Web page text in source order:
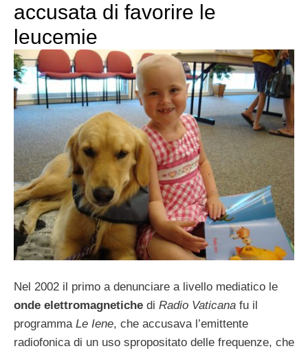
accusata di favorire le
leucemie
Nel 2002 il primo a denunciare a livello mediatico le
onde elettromagnetiche di Radio Vaticana fu il
programma Le Iene, che accusava l’emittente
radiofonica di un uso spropositato delle frequenze, che